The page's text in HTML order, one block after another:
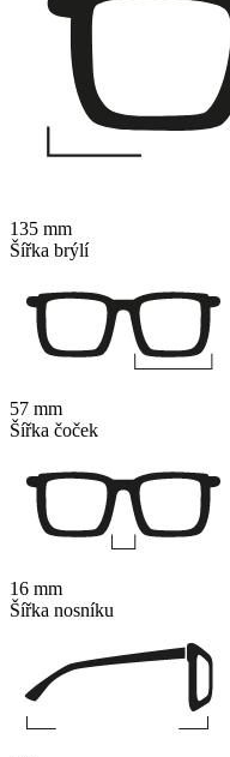
135 mm
Šířka brýlí
57 mm
Šířka čoček
16 mm
Šířka nosníku